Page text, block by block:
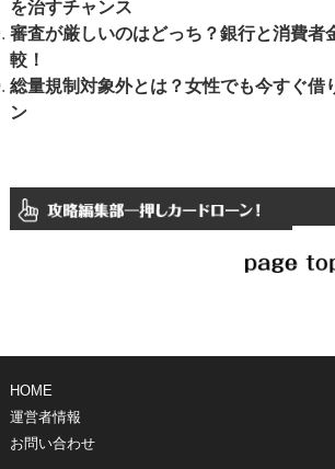
を治すチャンス
審査が厳しいのはどっち？銀行と消費者
較！
総量規制対象外とは？女性でも今すぐ借
ン
HOME
運営者情報
お問い合わせ